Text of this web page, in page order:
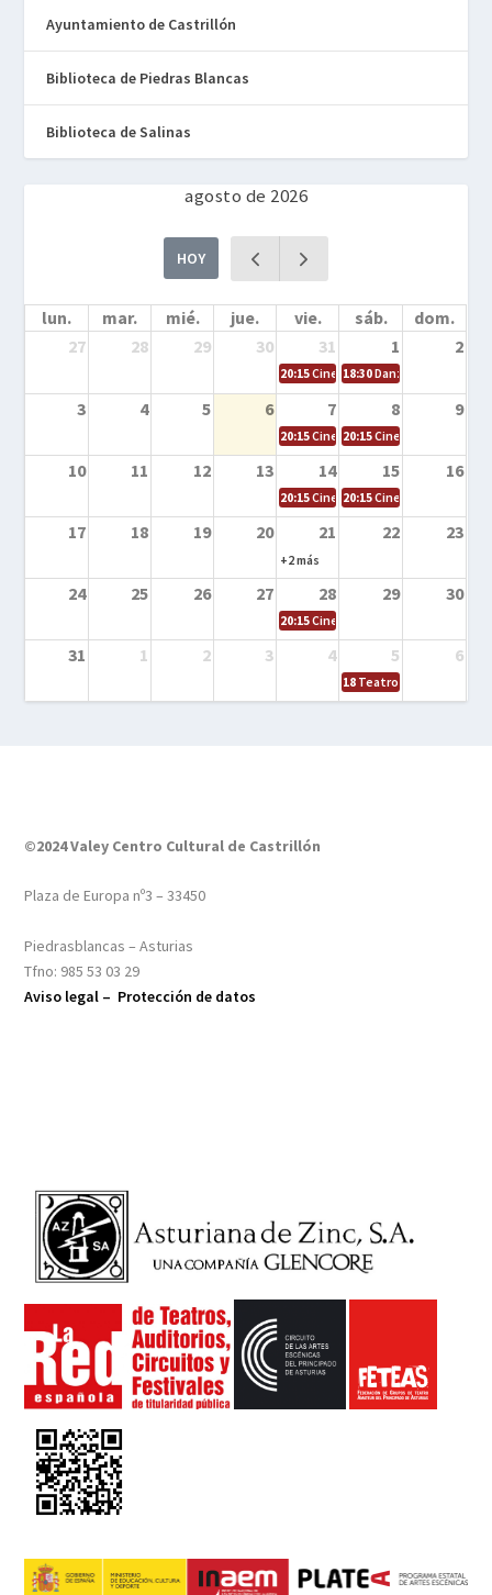
Ayuntamiento de Castrillón
Biblioteca de Piedras Blancas
Biblioteca de Salinas
agosto de 2026
HOY
lun. mar. mié. jue. vie. sáb.
dom.
27
28 29 30 31 1 2
20:15Cine en la calle – Cómo
18:30Danza – Cita en el
3 4 5 6 7 8 9
20:15Cine en la calle – El niño y la
20:15Cine en la calle –
10 11 12 13 14 15 16
20:15Cine en la calle – Tortugas
20:15Cine en la calle –
17 18 19 20 21 22 23
+2 más
24 25 26 27 28 29 30
20:15Cine en el calle – Tintín y el
31 1 2 3 4 5 6
18 Teatro – Tres
©2024 Valey Centro Cultural de Castrillón
Plaza de Europa nº3 – 33450
Piedrasblancas – Asturias
Tfno: 985 53 03 29
Aviso legal – Protección de datos